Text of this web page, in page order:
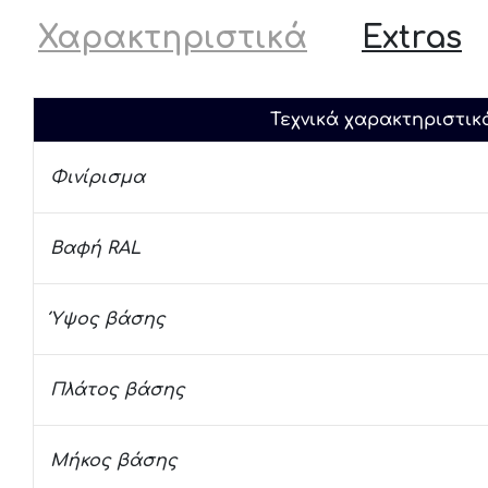
Χαρακτηριστικά Extras
Τεχνικά
Φινίρισμα
Βαφή RAL
Ύψος βάσης
Πλάτος βάσης
Μήκος βάσης